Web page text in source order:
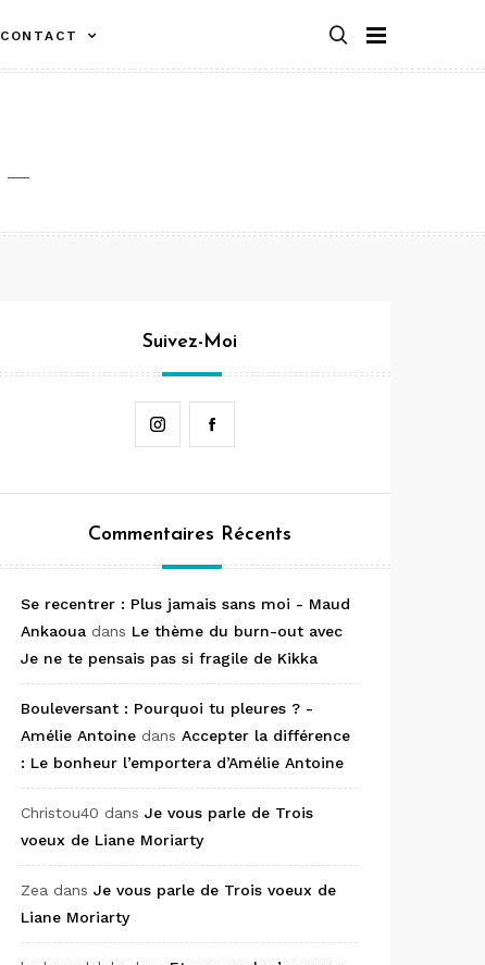
CONTACT
Suivez-Moi
Instagram
Commentaires Récents
Se recentrer : Plus jamais sans moi - Maud
Ankaoua dans Le thème du burn-out avec
Je ne te pensais pas si fragile de Kikka
Bouleversant : Pourquoi tu pleures ? -
Amélie Antoine dans Accepter la différence
: Le bonheur l’emportera d’Amélie Antoine
Christou40 dans Je vous parle de Trois
voeux de Liane Moriarty
Zea dans Je vous parle de Trois voeux de
Liane Moriarty